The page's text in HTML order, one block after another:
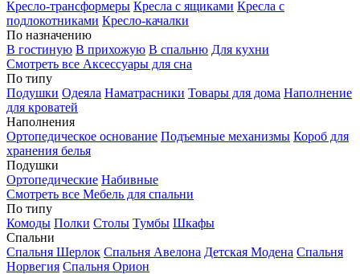
Кресло-трансформеры Кресла с ящиками Кресла с
подлокотниками Кресло-качалки
По назначению
В гостиную В прихожую В спальню Для кухни
Смотреть все Аксессуары для сна
По типу
Подушки Одеяла Наматрасники Товары для дома Наполнение
для кроватей
Наполнения
Ортопедическое основание Подъемные механизмы Короб для
хранения белья
Подушки
Ортопедические Набивные
Смотреть все Мебель для спальни
По типу
Комоды Полки Столы Тумбы Шкафы
Спальни
Спальня Шерлок Спальня Авелона Детская Модена Спальня
Норвегия Спальня Орион